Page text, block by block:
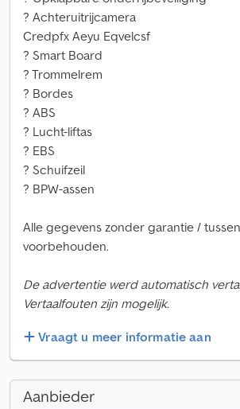
? Achteruitrijcamera
Credpfx Aeyu Eqvelcsf
? Smart Board
? Trommelrem
? Bordes
? ABS
? Lucht-liftas
? EBS
? Schuifzeil
? BPW-assen
Alle gegevens zonder garantie /
voorbehouden.
De advertentie werd automatisch
Vertaalfouten zijn mogelijk.
Vraagt u meer informatie aan
Aanbieder